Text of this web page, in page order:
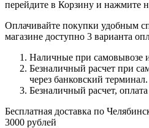
перейдите в Корзину и нажмите
Оплачивайте покупки удобным
магазине доступно 3 варианта
Наличные при самовывозе
Безналичный расчет при
через банковский терминал.
Безналичный расчет, оплата
Бесплатная доставка по
3000 рублей